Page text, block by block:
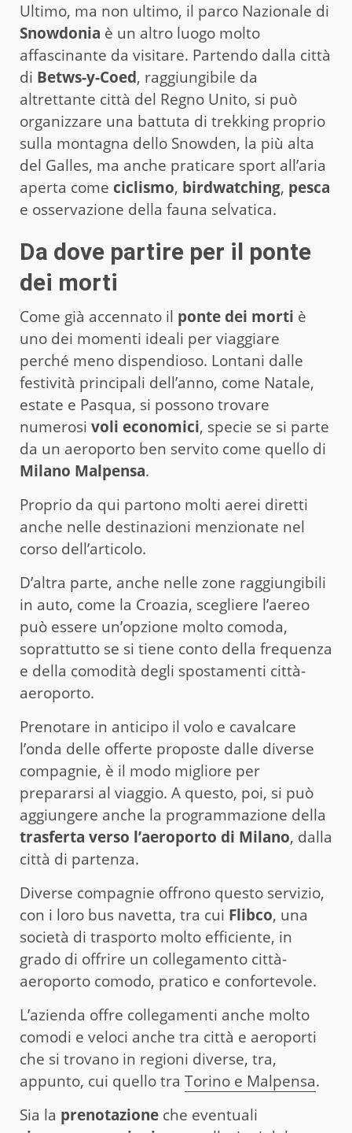
Ultimo, ma non ultimo, il parco Nazionale di
Snowdonia è un altro luogo molto
affascinante da visitare. Partendo dalla città
di Betws-y-Coed, raggiungibile da
altrettante città del Regno Unito, si può
organizzare una battuta di trekking proprio
sulla montagna dello Snowden, la più alta
del Galles, ma anche praticare sport all’aria
aperta come ciclismo, birdwatching, pesca
e osservazione della fauna selvatica.
Da dove partire per il ponte
dei morti
Come già accennato il ponte dei morti è
uno dei momenti ideali per viaggiare
perché meno dispendioso. Lontani dalle
festività principali dell’anno, come Natale,
estate e Pasqua, si possono trovare
numerosi voli economici, specie se si parte
da un aeroporto ben servito come quello di
Milano Malpensa.
Proprio da qui partono molti aerei diretti
anche nelle destinazioni menzionate nel
corso dell’articolo.
D’altra parte, anche nelle zone raggiungibili
in auto, come la Croazia, scegliere l’aereo
può essere un’opzione molto comoda,
soprattutto se si tiene conto della frequenza
e della comodità degli spostamenti città-
aeroporto.
Prenotare in anticipo il volo e cavalcare
l’onda delle offerte proposte dalle diverse
compagnie, è il modo migliore per
prepararsi al viaggio. A questo, poi, si può
aggiungere anche la programmazione della
trasferta verso l’aeroporto di Milano, dalla
città di partenza.
Diverse compagnie offrono questo servizio,
con i loro bus navetta, tra cui Flibco, una
società di trasporto molto efficiente, in
grado di offrire un collegamento città-
aeroporto comodo, pratico e confortevole.
L’azienda offre collegamenti anche molto
comodi e veloci anche tra città e aeroporti
che si trovano in regioni diverse, tra,
appunto, cui quello tra Torino e Malpensa.
Sia la prenotazione che eventuali